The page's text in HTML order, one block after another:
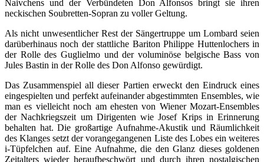
Naivchens und der Verbündeten Don Alfonsos bringt sie ihren
neckischen Soubretten-Sopran zu voller Geltung.
Als nicht unwesentlicher Rest der Sängertruppe um Lombard seien
darüberhinaus noch der stattliche Bariton Philippe Huttenlochers in
der Rolle des Guglielmo und der voluminöse belgische Bass von
Jules Bastin in der Rolle des Don Alfonso gewürdigt.
Das Zusammenspiel all dieser Partien erweckt den Eindruck eines
eingespielten und perfekt aufeinander abgestimmten Ensembles, wie
man es vielleicht noch am ehesten von Wiener Mozart-Ensembles
der Nachkriegszeit um Dirigenten wie Josef Krips in Erinnerung
behalten hat. Die großartige Aufnahme-Akustik und Räumlichkeit
des Klanges setzt der vorangegangenen Liste des Lobes ein weiteres
i-Tüpfelchen auf. Eine Aufnahme, die den Glanz dieses goldenen
Zeitalters wieder heraufbeschwört und durch ihren nostalgischen